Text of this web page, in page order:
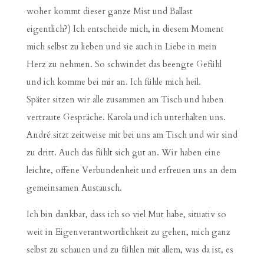
woher kommt dieser ganze Mist und Ballast
eigentlich?) Ich entscheide mich, in diesem Moment
mich selbst zu lieben und sie auch in Liebe in mein
Herz zu nehmen. So schwindet das beengte Gefühl
und ich komme bei mir an. Ich fühle mich heil.
Später sitzen wir alle zusammen am Tisch und haben
vertraute Gespräche. Karola und ich unterhalten uns.
André sitzt zeitweise mit bei uns am Tisch und wir sind
zu dritt. Auch das fühlt sich gut an. Wir haben eine
leichte, offene Verbundenheit und erfreuen uns an dem
gemeinsamen Austausch.
Ich bin dankbar, dass ich so viel Mut habe, situativ so
weit in Eigenverantwortlichkeit zu gehen, mich ganz
selbst zu schauen und zu fühlen mit allem, was da ist, es